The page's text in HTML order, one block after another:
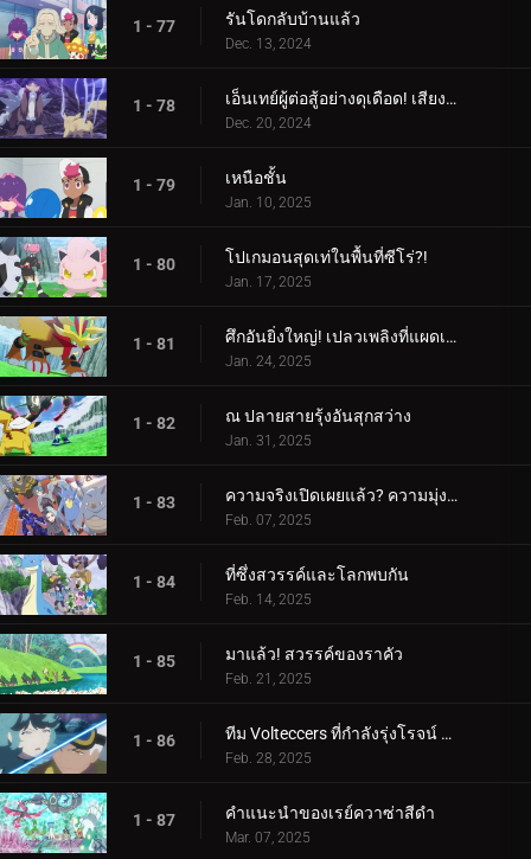
1 - 77 รันโดกลับบ้านแล้ว
Dec. 13, 2024
1 - 78 เอ็นเทย์ผู้ต่อสู้อย่างดุเดือด! เสียงร้องแห่งเปลวเพลิง!!!
Dec. 20, 2024
1 - 79 เหนือชั้น
Jan. 10, 2025
1 - 80 โปเกมอนสุดเท่ในพื้นที่ซีโร่?!
Jan. 17, 2025
1 - 81 ศึกอันยิ่งใหญ่! เปลวเพลิงที่แผดเผาโลก
Jan. 24, 2025
1 - 82 ณ ปลายสายรุ้งอันสุกสว่าง
Jan. 31, 2025
1 - 83 ความจริงเปิดเผยแล้ว? ความมุ่งมั่นของอเมทิโอ
Feb. 07, 2025
1 - 84 ที่ซึ่งสวรรค์และโลกพบกัน
Feb. 14, 2025
1 - 85 มาแล้ว! สวรรค์ของราคัว
Feb. 21, 2025
1 - 86 ทีม Volteccers ที่กำลังรุ่งโรจน์ ปะทะ ทีม Explorers!
Feb. 28, 2025
1 - 87 คำแนะนำของเรย์ควาซ่าสีดำ
Mar. 07, 2025